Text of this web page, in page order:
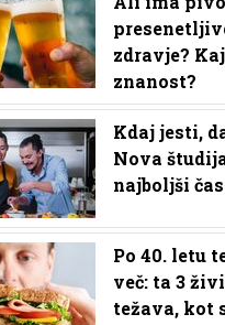
zdravje?
znanost?
Kdaj jesti,
Nova
najboljši
Po 40. letu
več: ta 3
težava, kot